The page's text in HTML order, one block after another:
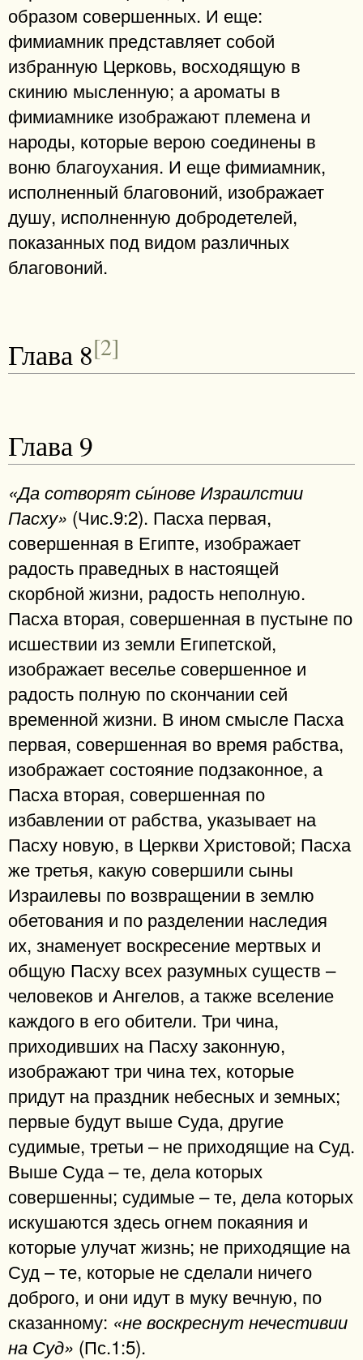
образом совершенных. И еще:
фимиамник представляет собой
избранную Церковь, восходящую в
скинию мысленную; а ароматы в
фимиамнике изображают племена и
народы, которые верою соединены в
воню благоухания. И еще фимиамник,
исполненный благовоний, изображает
душу, исполненную добродетелей,
показанных под видом различных
благовоний.
Глава 8[2]
Глава 9
«Да сотворят сы́нове Израилстии
Пасху» (Чис.9:2). Пасха первая,
совершенная в Египте, изображает
радость праведных в настоящей
скорбной жизни, радость неполную.
Пасха вторая, совершенная в пустыне по
исшествии из земли Египетской,
изображает веселье совершенное и
радость полную по скончании сей
временной жизни. В ином смысле Пасха
первая, совершенная во время рабства,
изображает состояние подзаконное, а
Пасха вторая, совершенная по
избавлении от рабства, указывает на
Пасху новую, в Церкви Христовой; Пасха
же третья, какую совершили сыны
Израилевы по возвращении в землю
обетования и по разделении наследия
их, знаменует воскресение мертвых и
общую Пасху всех разумных существ –
человеков и Ангелов, а также вселение
каждого в его обители. Три чина,
приходивших на Пасху законную,
изображают три чина тех, которые
придут на праздник небесных и земных;
первые будут выше Суда, другие
судимые, третьи – не приходящие на Суд.
Выше Суда – те, дела которых
совершенны; судимые – те, дела которых
искушаются здесь огнем покаяния и
которые улучат жизнь; не приходящие на
Суд – те, которые не сделали ничего
доброго, и они идут в муку вечную, по
сказанному: «не воскреснут нечестивии
на Суд» (Пс.1:5).